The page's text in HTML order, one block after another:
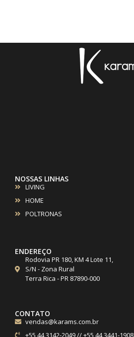
NOSSAS LINHAS
LIVING
HOME
POLTRONAS
ENDEREÇO
Rodovia PR 180, KM 4 Lote 11,
S/N - Zona Rural
Terra Rica - PR 87890-000
CONTATO
vendas@karams.com.br
+55 44 3142-2049 // +55 44 3441-1908